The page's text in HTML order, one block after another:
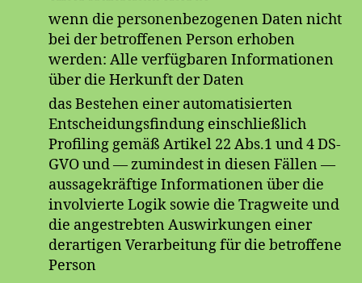
wenn die personenbezogenen Daten nicht
bei der betroffenen Person erhoben
werden: Alle verfügbaren Informationen
über die Herkunft der Daten
das Bestehen einer automatisierten
Entscheidungsfindung einschließlich
Profiling gemäß Artikel 22 Abs.1 und 4 DS-
GVO und — zumindest in diesen Fällen —
aussagekräftige Informationen über die
involvierte Logik sowie die Tragweite und
die angestrebten Auswirkungen einer
derartigen Verarbeitung für die betroffene
Person